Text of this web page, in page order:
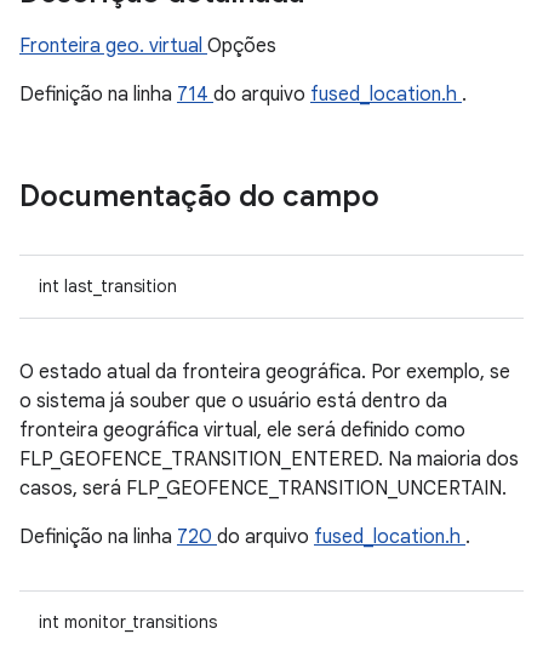
Fronteira geo. virtual Opções
Definição na linha 714 do arquivo fused_location.h .
Documentação do campo
int last_transition
O estado atual da fronteira geográfica. Por exemplo, se
o sistema já souber que o usuário está dentro da
fronteira geográfica virtual, ele será definido como
FLP_GEOFENCE_TRANSITION_ENTERED. Na maioria dos
casos, será FLP_GEOFENCE_TRANSITION_UNCERTAIN.
Definição na linha 720 do arquivo fused_location.h .
int monitor_transitions